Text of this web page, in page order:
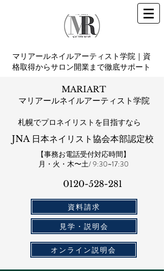
マリアールネイルアーティスト学院｜資
格取得からサロン開業まで徹底サポート
MARIART
マリアールネイルアーティスト学院
札幌​でプロネイリストを目指すなら
JNA 日本ネイリスト協会本部認定校
【事務お電話受付対応時間】
​月・火・木〜土/ 9:30~17:30
0120-528-281​
資料請求
見学・説明会
オンライン説明会